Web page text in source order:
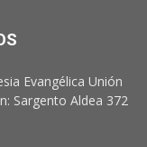
Evangélica Unión
Sargento Aldea 372